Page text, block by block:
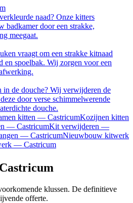
naad? Onze kitters
badkamer door een strakke,
meegaat.
vraagt om een strakke kitnaad
en spoelbak. Wij zorgen voor een
de douche? Wij verwijderen de
door verse schimmelwerende
douche.
kitten — CastricumKozijnen kitten
— CastricumKit verwijderen —
— CastricumNieuwbouw kitwerk
— Castricum
Castricum
klussen. De definitieve
offerte.